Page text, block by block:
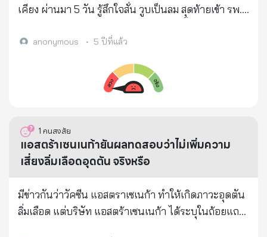
เคียง ผ่านมา 5 วัน รู้สึกใจสั่น วูบเป็นลม สุดท้ายเข้า รพ.
เสี่ยงเกิด “ลิ่มเลือดอุดตัน” สูง จริงหรือ
anonymous • 5 ปีที่แล้ว
1 คนสงสัย
แอสตร้าเซนเนก้ายันผลทดสอบว่าไม่เพิ่มความ
เสี่ยงลิ่มเลือดอุดตัน จริงหรือ
มีข่าวกันว่าวัคซีน แอสตราเซเนก้า ทำให้เกิดภาวะอุดตัน
ลิ่มเลือด แต่บริษัท แอสตร้าเซนเนก้า ได้ระบุในถ้อยแถลง